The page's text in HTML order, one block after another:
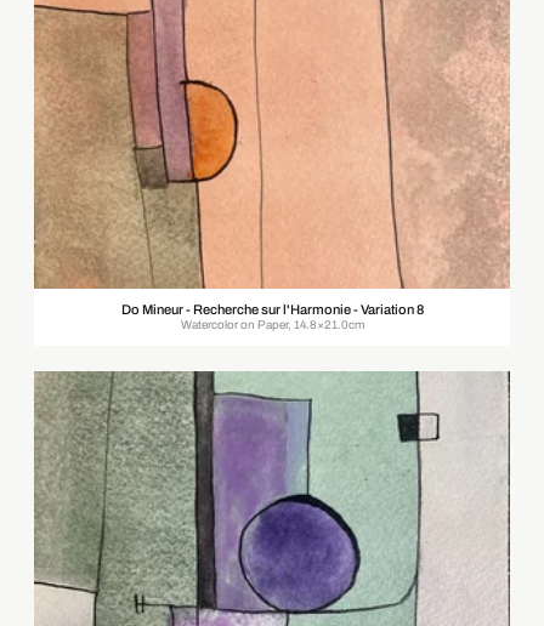
Do Mineur - Recherche sur l'Harmonie - Variation 8
Watercolor on Paper, 14.8×21.0cm